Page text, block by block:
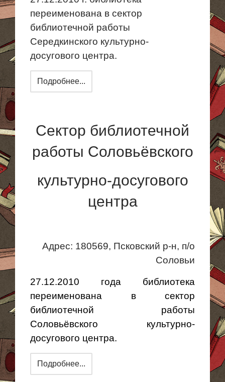
переименована в сектор
библиотечной работы
Середкинского культурно-
досугового центра.
Подробнее...
Сектор библиотечной
работы Соловьёвского
культурно-досугового
центра
Адрес: 180569, Псковский р-н, п/о
Соловьи
27.12.2010 года библиотека
переименована в сектор
библиотечной работы
Соловьёвского культурно-
досугового центра.
Подробнее...